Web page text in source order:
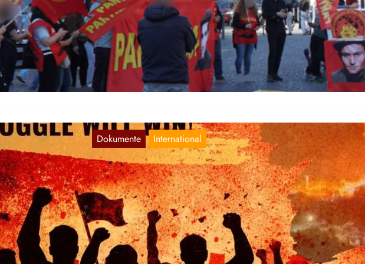
Frankfurt
Mai 10, 2026
Wir teilen hier einen Bericht zu der Kundgebung in Gedenken an
Kaypakayya, der uns zugeschickt wurde: Am 9. Mai…
Dokumente International
TKP/ML ZK-PB: IN VENEZUELA WIRD DER
IMPERIALISMUS VERLIEREN, DER KAMPF
WIRD SIEGEN!
Jan. 14, 2026
Hiermit teilen wir eine inoffizielle Übersetzung einer Erklärung des
Zentralkomitees – Politbüros der TKP/ML.